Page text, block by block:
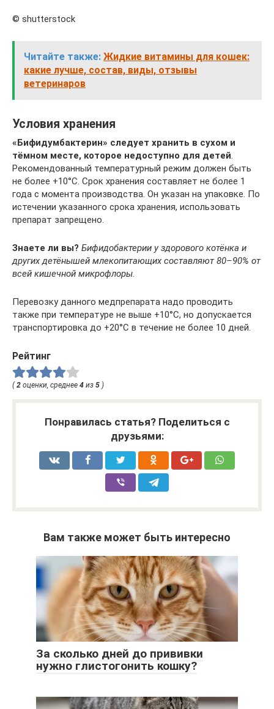
© shutterstock
Читайте также: Жидкие витамины для кошек:
какие лучше, состав, виды, отзывы
ветеринаров
Условия хранения
«Бифидумбактерин» следует хранить в сухом и
тёмном месте, которое недоступно для детей.
Рекомендованный температурный режим должен быть
не более +10°C. Срок хранения составляет не более 1
года с момента производства. Он указан на упаковке. По
истечении указанного срока хранения, использовать
препарат запрещено.
Знаете ли вы? Бифидобактерии у здорового котёнка и
других детёнышей млекопитающих составляют 80–90% от
всей кишечной микрофлоры.
Перевозку данного медпрепарата надо проводить
также при температуре не выше +10°С, но допускается
транспортировка до +20°С в течение не более 10 дней.
Рейтинг
(2 оценки, среднее 4 из 5 )
Понравилась статья? Поделиться с
друзьями:
Вам также может быть интересно
За сколько дней до прививки
нужно глистогонить кошку?